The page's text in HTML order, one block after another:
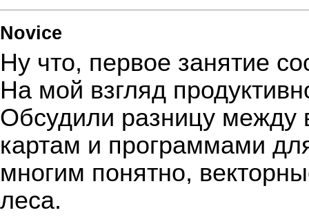
Novice
Ну что, первое занятие
На мой взгляд
Обсудили разницу между
картам и программами
многим понятно,
леса.